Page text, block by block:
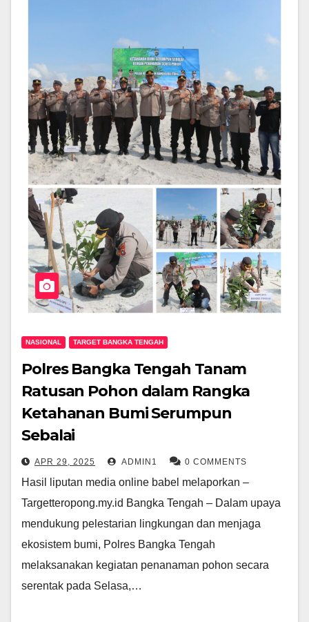
NASIONAL TARGET BANGKA TENGAH
Polres Bangka Tengah Tanam
Ratusan Pohon dalam Rangka
Ketahanan Bumi Serumpun
Sebalai
APR 29, 2025 ADMIN1 0 COMMENTS
Hasil liputan media online babel melaporkan –
Targetteropong.my.id Bangka Tengah – Dalam upaya
mendukung pelestarian lingkungan dan menjaga
ekosistem bumi, Polres Bangka Tengah
melaksanakan kegiatan penanaman pohon secara
serentak pada Selasa,…